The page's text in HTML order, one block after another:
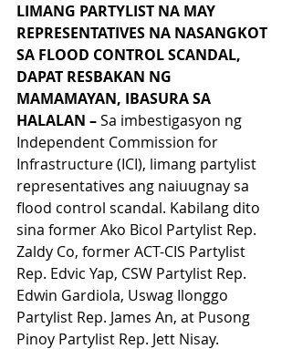
LIMANG PARTYLIST NA MAY
REPRESENTATIVES NA NASANGKOT
SA FLOOD CONTROL SCANDAL,
DAPAT RESBAKAN NG
MAMAMAYAN, IBASURA SA
HALALAN – Sa imbestigasyon ng
Independent Commission for
Infrastructure (ICI), limang partylist
representatives ang naiuugnay sa
flood control scandal. Kabilang dito
sina former Ako Bicol Partylist Rep.
Zaldy Co, former ACT-CIS Partylist
Rep. Edvic Yap, CSW Partylist Rep.
Edwin Gardiola, Uswag Ilonggo
Partylist Rep. James An, at Pusong
Pinoy Partylist Rep. Jett Nisay.